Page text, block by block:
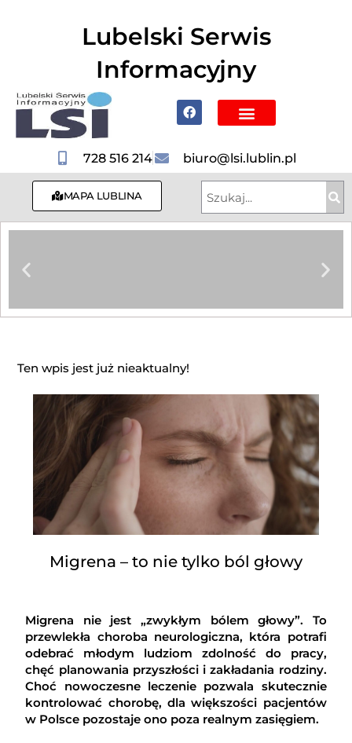
Lubelski Serwis
Informacyjny
728 516 214 biuro@lsi.lublin.pl
MAPA LUBLINA
Ten wpis jest już nieaktualny!
Migrena – to nie tylko ból głowy
Migrena nie jest „zwykłym bólem głowy”. To
przewlekła choroba neurologiczna, która potrafi
odebrać młodym ludziom zdolność do pracy,
chęć planowania przyszłości i zakładania rodziny.
Choć nowoczesne leczenie pozwala skutecznie
kontrolować chorobę, dla większości pacjentów
w Polsce pozostaje ono poza realnym zasięgiem.